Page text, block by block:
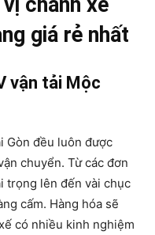
giá rẻ nhất
vận tải Mộc
Gòn đều luôn được
chuyển. Từ các đơn
trọng lên đến vài chục
cấm. Hàng hóa sẽ
có nhiều kinh nghiệm